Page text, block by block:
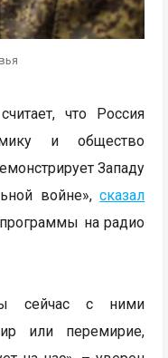
что Россия
и общество
Западу
войне»,сказал
на радио
сейчас с ними
или перемирие,